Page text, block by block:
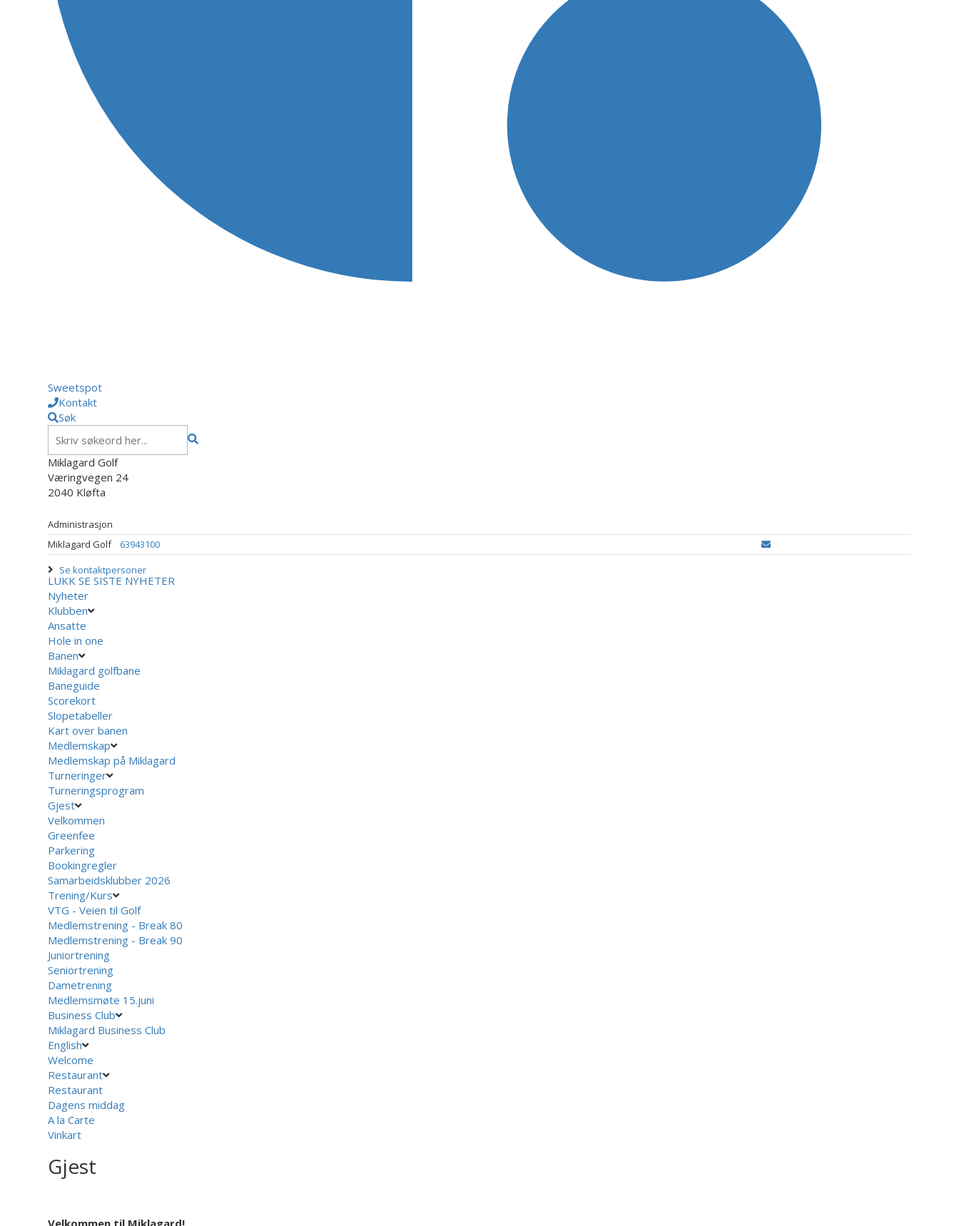
Sweetspot
Kontakt
Søk
Miklagard Golf
Væringvegen 24
2040 Kløfta
Administrasjon
Miklagard Golf
63943100
Se kontaktpersoner
LUKK SE SISTE NYHETER
Nyheter
Klubben
Ansatte
Hole in one
Banen
Miklagard golfbane
Baneguide
Scorekort
Slopetabeller
Kart over banen
Medlemskap
Medlemskap på Miklagard
Turneringer
Turneringsprogram
Gjest
Velkommen
Greenfee
Parkering
Bookingregler
Samarbeidsklubber 2026
Trening/Kurs
VTG - Veien til Golf
Medlemstrening - Break 80
Medlemstrening - Break 90
Juniortrening
Seniortrening
Dametrening
Medlemsmøte 15.juni
Business Club
Miklagard Business Club
English
Welcome
Restaurant
Restaurant
Dagens middag
A la Carte
Vinkart
Gjest
Velkommen til Miklagard!